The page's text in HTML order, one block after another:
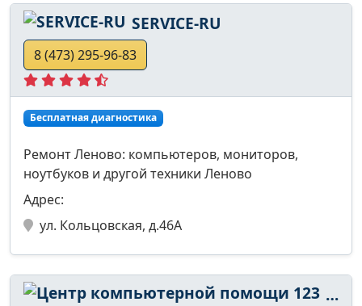
SERVICE-RU
8 (473) 295-96-83
Бесплатная диагностика
Ремонт Леново: компьютеров, мониторов,
ноутбуков и другой техники Леново
Адрес:
ул. Кольцовская, д.46А